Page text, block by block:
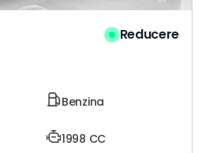
Reducere
Benzina
1998 CC